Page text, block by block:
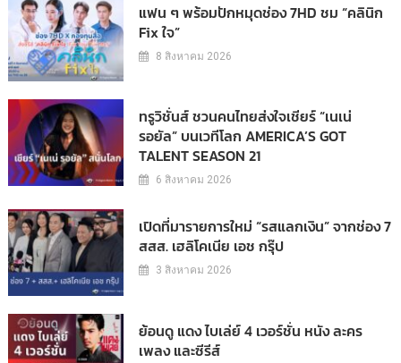
แฟน ๆ พร้อมปักหมุดช่อง 7HD ชม “คลินิก
Fix ใจ”
8 สิงหาคม 2026
ทรูวิชั่นส์ ชวนคนไทยส่งใจเชียร์ “เนเน่
รอยัล” บนเวทีโลก AMERICA’S GOT
TALENT SEASON 21
6 สิงหาคม 2026
เปิดที่มารายการใหม่ “รสแลกเงิน” จากช่อง 7
สสส. เฮลิโคเนีย เอช กรุ๊ป
3 สิงหาคม 2026
ย้อนดู แดง ไบเล่ย์ 4 เวอร์ชั่น หนัง ละคร
เพลง และซีรีส์